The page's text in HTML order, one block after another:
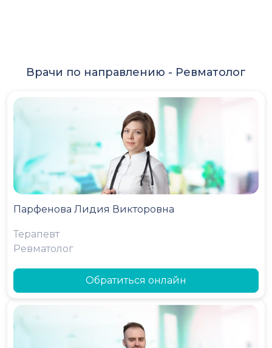
Врачи по направлению - Ревматолог
Парфенова Лидия Викторовна
Терапевт
Ревматолог
Обратиться онлайн